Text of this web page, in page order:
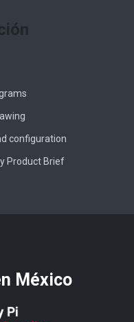
configuration
Product Brief
México